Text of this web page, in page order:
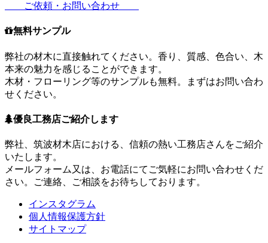
ご依頼・お問い合わせ
無料サンプル
弊社の材木に直接触れてください。香り、質感、色合い、木
本来の魅力を感じることができます。
木材・フローリング等のサンプルも無料。まずはお問い合わ
せください。
優良工務店ご紹介します
弊社、筑波材木店における、信頼の熱い工務店さんをご紹介
いたします。
メールフォーム又は、お電話にてご気軽にお問い合わせくだ
さい。ご連絡、ご相談をお待ちしております。
インスタグラム
個人情報保護方針
サイトマップ